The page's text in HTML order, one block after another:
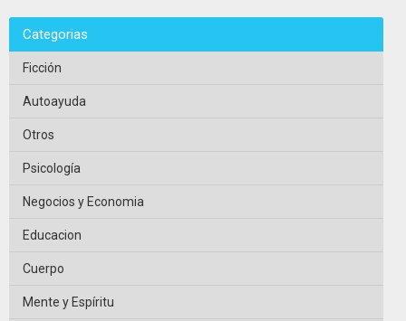
Categorias
Ficción
Autoayuda
Otros
Psicología
Negocios y Economia
Educacion
Cuerpo
Mente y Espíritu